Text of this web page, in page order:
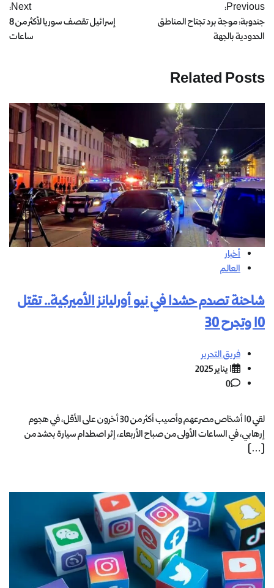
Previous:
جندوبة: موجة برد تجتاح المناطق
الحدودية بالجهة
Next:
إسرائيل تقصف سوريا لأكثر من 8
ساعات
Related Posts
أخبار
العالم
شاحنة تصدم حشدا في نيو أورليانز الأميركية.. تقتل
10 وتجرح 30
فريق التحرير
1 يناير 2025
0
لقي 10 أشخاص مصرعهم وأصيب أكثر من 30 أخرون على الأقل، في هجوم
إرهابي، في الساعات الأولى من صباح الأربعاء، إثر اصطدام سيارة بحشد من
[…]